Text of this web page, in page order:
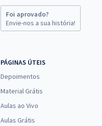
Foi aprovado?
Envie-nos a sua história!
PÁGINAS ÚTEIS
Depoimentos
Material Grátis
Aulas ao Vivo
Aulas Grátis